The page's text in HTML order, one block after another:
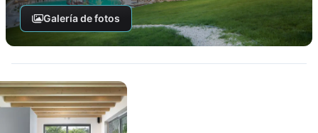
Galería de fotos